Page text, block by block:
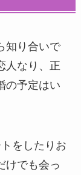
知り合いで
人なり、正
の予定はい
をしたりお
けでも会っ